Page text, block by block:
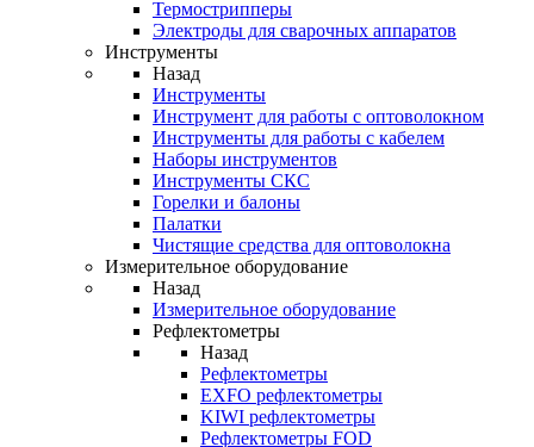
Термострипперы
Электроды для сварочных аппаратов
Инструменты
Назад
Инструменты
Инструмент для работы с оптоволокном
Инструменты для работы с кабелем
Наборы инструментов
Инструменты СКС
Горелки и балоны
Палатки
Чистящие средства для оптоволокна
Измерительное оборудование
Назад
Измерительное оборудование
Рефлектометры
Назад
Рефлектометры
EXFO рефлектометры
KIWI рефлектометры
Рефлектометры FOD